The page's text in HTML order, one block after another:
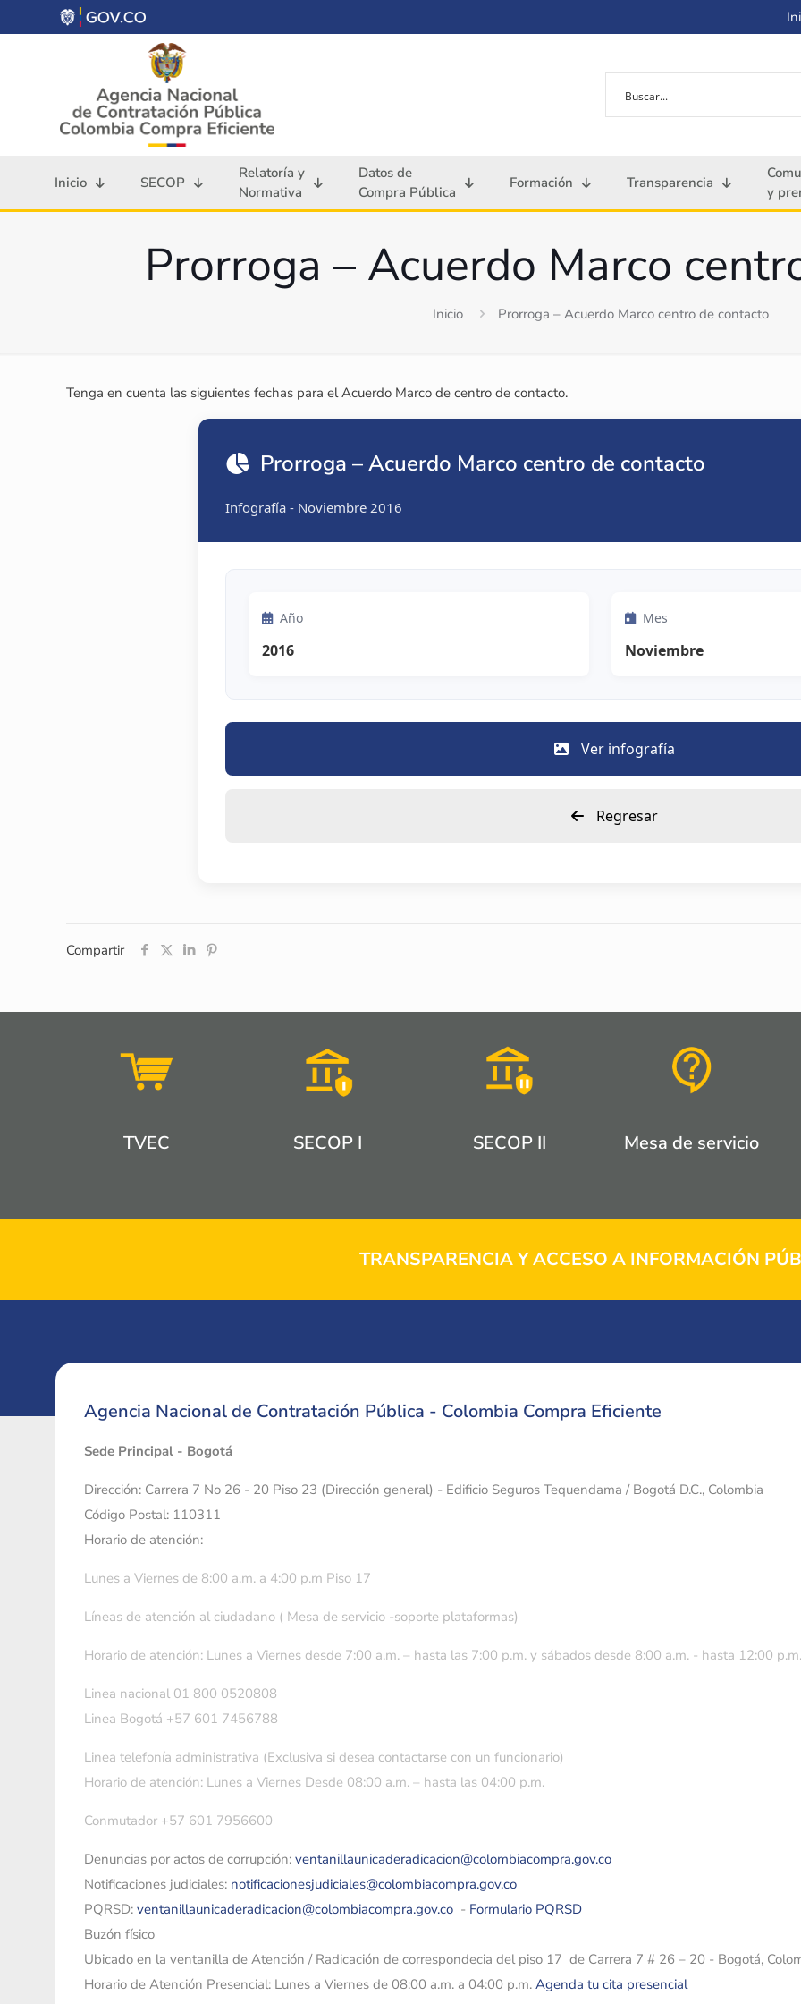
Inicio SECOP
Relatoría y
Normativa
Datos de
Compra Pública
Formación Transparencia
y
Prorroga – Acuerdo Marco
Inicio Prorroga – Acuerdo Marco centro de contacto
Tenga en cuenta las siguientes fechas para el Acuerdo Marco de centro de contacto.
Prorroga – Acuerdo Marco centro de contacto
Infografía - Noviembre 2016
Año
2016
Mes
Noviembre
Ver infografía
Regresar
Compartir
TVEC SECOP I SECOP II Mesa de servicio
TRANSPARENCIA Y ACCESO A INFORMACIÓN
Agencia Nacional de Contratación Pública - Colombia Compra Eficiente
Sede Principal - Bogotá
Dirección: Carrera 7 No 26 - 20 Piso 23 (Dirección general) - Edificio Seguros Tequendama / Bogotá D.C., Colombia
Código Postal: 110311
Horario de atención:
Lunes a Viernes de 8:00 a.m. a 4:00 p.m Piso 17
Líneas de atención al ciudadano ( Mesa de servicio -soporte plataformas)
Horario de atención: Lunes a Viernes desde 7:00 a.m. – hasta las 7:00 p.m. y sábados desde 8:00 a.m. - hasta 12:00 p.m.
Linea nacional 01 800 0520808
Linea Bogotá +57 601 7456788
Linea telefonía administrativa (Exclusiva si desea contactarse con un funcionario)
Horario de atención: Lunes a Viernes Desde 08:00 a.m. – hasta las 04:00 p.m.
Conmutador +57 601 7956600
Denuncias por actos de corrupción: ventanillaunicaderadicacion@colombiacompra.gov.co
Notificaciones judiciales: notificacionesjudiciales@colombiacompra.gov.co
PQRSD: ventanillaunicaderadicacion@colombiacompra.gov.co - Formulario PQRSD
Buzón físico
Ubicado en la ventanilla de Atención / Radicación de correspondecia del piso 17 de Carrera 7 # 26 – 20 - Bogotá,
Horario de Atención Presencial: Lunes a Viernes de 08:00 a.m. a 04:00 p.m. Agenda tu cita presencial